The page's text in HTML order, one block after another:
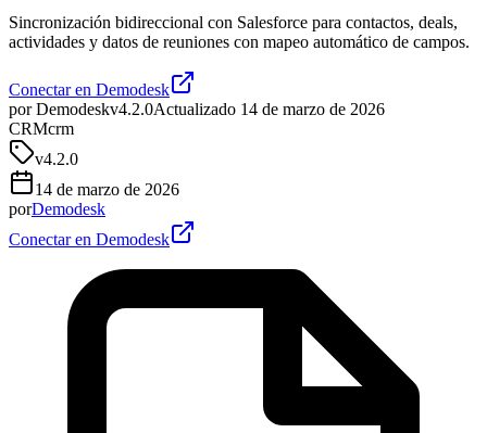
Sincronización bidireccional con Salesforce para contactos, deals,
actividades y datos de reuniones con mapeo automático de campos.
Conectar en Demodesk
por Demodeskv4.2.0Actualizado 14 de marzo de 2026
CRMcrm
v4.2.0
14 de marzo de 2026
porDemodesk
Conectar en Demodesk